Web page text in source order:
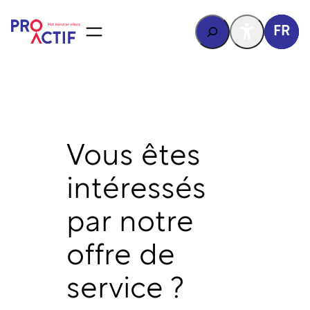
Rechercher
FR
Vous êtes
intéressés
par notre
offre de
service ?